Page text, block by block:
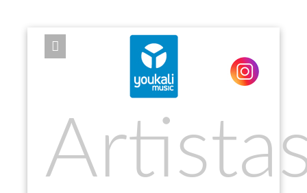
EXPOSE FRAMEWORK FOR JOOMLA 2.5 AND 3.0+